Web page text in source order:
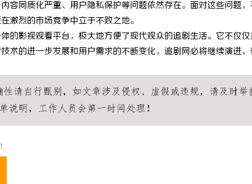
容同质化严重、用户隐私保护等问题依然存在。面对这些问题
激烈的市场竞争中立于不败之地。
的影视观看平台，极大地方便了现代观众的追剧生活。它不仅仅
术的进一步发展和用户需求的不断变化，追剧网必将继续演进
1
配眼镜
方案